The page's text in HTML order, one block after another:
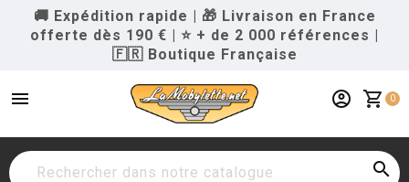
🚚 Expédition rapide | 🎁 Livraison en France
offerte dès 190 € | ⭐ + de 2 000 références |
🇫🇷 Boutique Française
menu shopping_cart 0
account_circle
